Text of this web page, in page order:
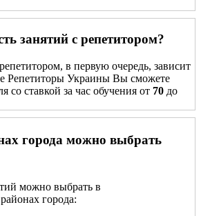
занятий с репетитором?
в первую очередь, зависит
Репетиторы Украины Вы сможете
со ставкой за час обучения от 70 до
города можно выбрать
можно выбрать в
города: